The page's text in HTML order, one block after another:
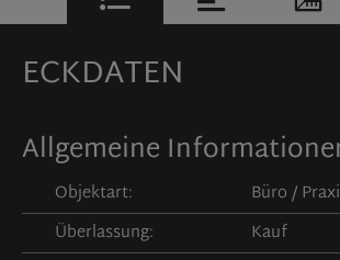
ECKDATEN
Allgemeine
Objektart:
Büro /
Überlassung:
Kauf